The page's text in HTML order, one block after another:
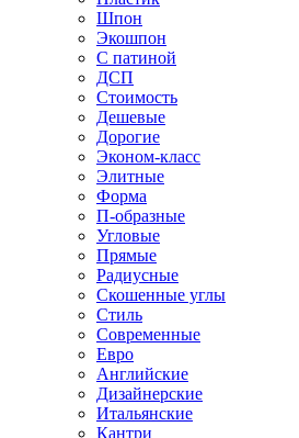
Шпон
Экошпон
С патиной
ДСП
Стоимость
Дешевые
Дорогие
Эконом-класс
Элитные
Форма
П-образные
Угловые
Прямые
Радиусные
Скошенные углы
Стиль
Современные
Евро
Английские
Дизайнерские
Итальянские
Кантри